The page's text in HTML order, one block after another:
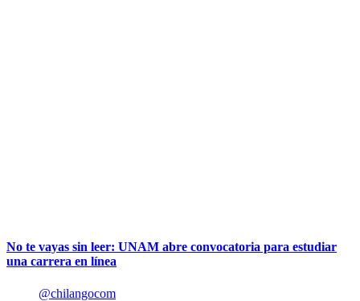
No te vayas sin leer: UNAM abre convocatoria para estudiar
una carrera en línea
@chilangocom